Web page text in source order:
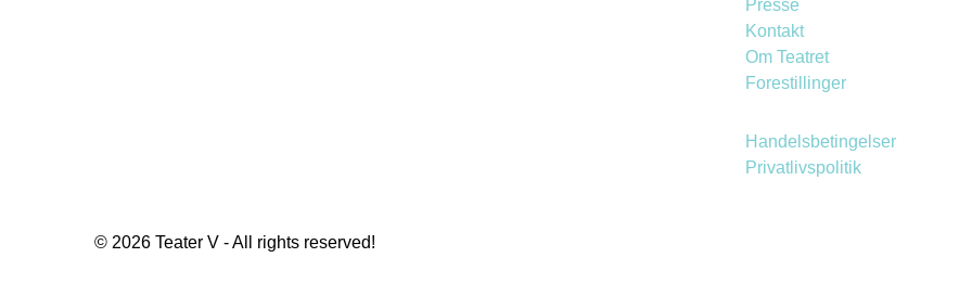
Presse
Kontakt
Om Teatret
Forestillinger
Handelsbetingelser
Privatlivspolitik
© 2026 Teater V - All rights reserved!